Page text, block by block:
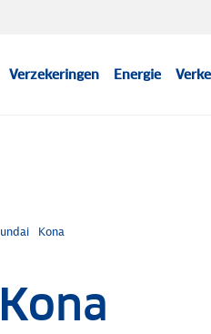
Verzekeringen Energie
Kona